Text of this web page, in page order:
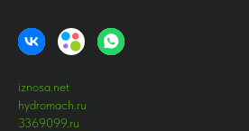
iznosa.net
hydromach.ru
3369099.ru